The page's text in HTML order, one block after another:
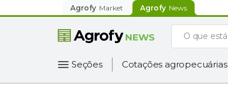
Agrofy Market Agrofy News
Seções Cotações agropecuárias